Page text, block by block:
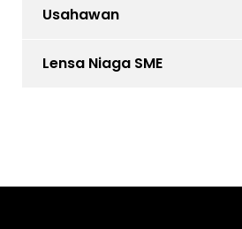
Usahawan
Lensa Niaga SME